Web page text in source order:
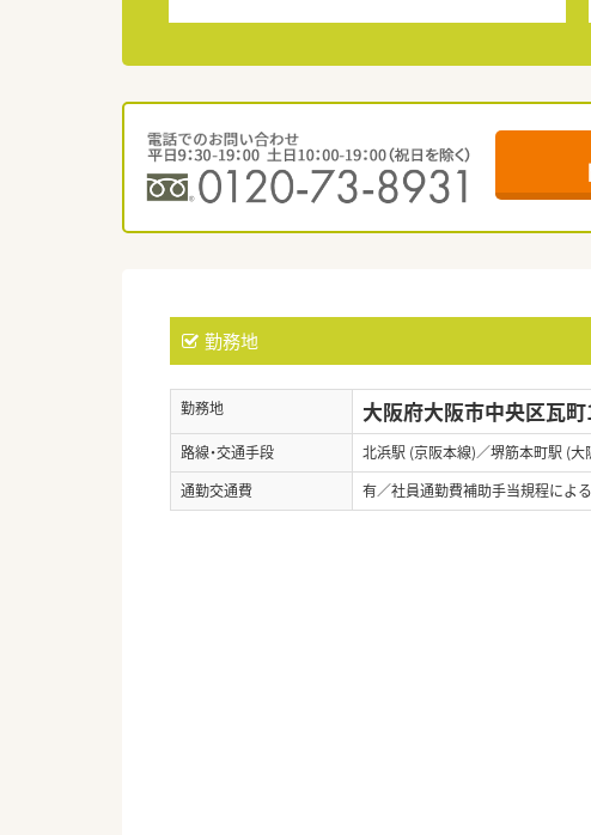
勤務地
勤務地 大阪府大阪市中央区瓦
路線・交通手段
北浜駅 (京阪本線)／堺筋本町駅 (
通勤交通費
有／社員通勤費補助手当規程による